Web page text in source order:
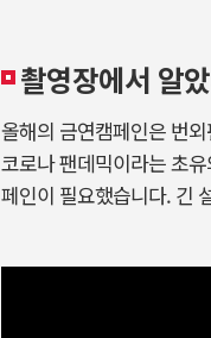
촬영장에서 알
올해의 금연캠페인은 번
코로나 팬데믹이라는 초
페인이 필요했습니다. 긴